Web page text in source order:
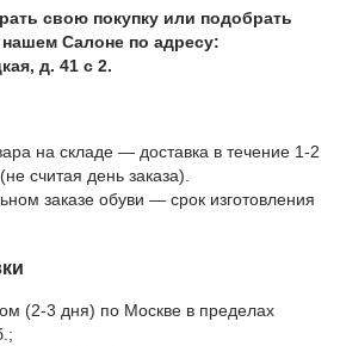
свою покупку или подобрать
Салоне по адресу:
д. 41 с 2.
на складе — доставка в течение 1-2
считая день заказа).
заказе обуви — срок изготовления
(2-3 дня) по Москве в пределах